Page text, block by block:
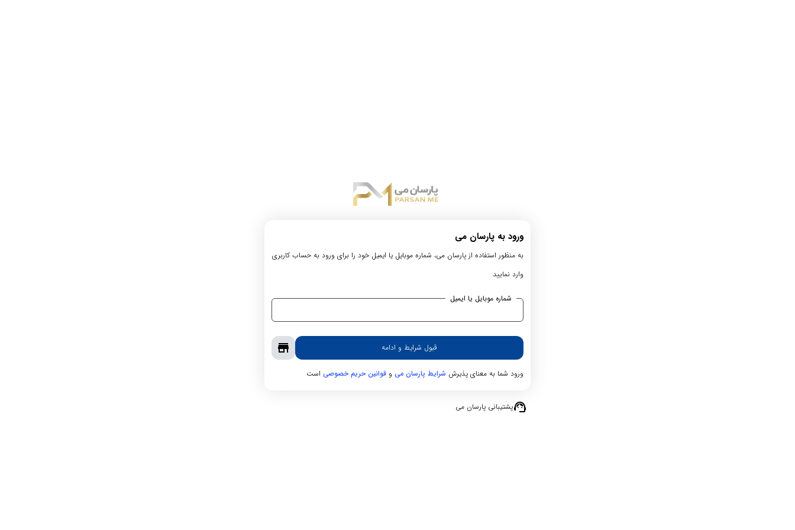
ورود به پارسان می
به منظور استفاده از پارسان می، شماره موبایل یا ایمیل خود را برای ورود به حساب کاربری
وارد نمایید
شماره موبایل یا ایمیل
قبول شرایط و ادامه store
ورود شما به معنای پذیرش شرایط پارسان می و قوانین حریم‌ خصوصی است
support_agentپشتیبانی پارسان می